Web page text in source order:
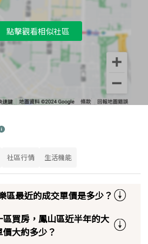
點擊觀看相似社區
社區行情 生活機能
區最近的成交單價是多少？
買房，鳳山區近半年的大
大約多少？